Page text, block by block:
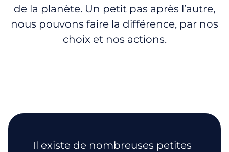
de la planète. Un petit pas après l’autre,
nous pouvons faire la différence, par nos
choix et nos actions.
Il existe de nombreuses petites